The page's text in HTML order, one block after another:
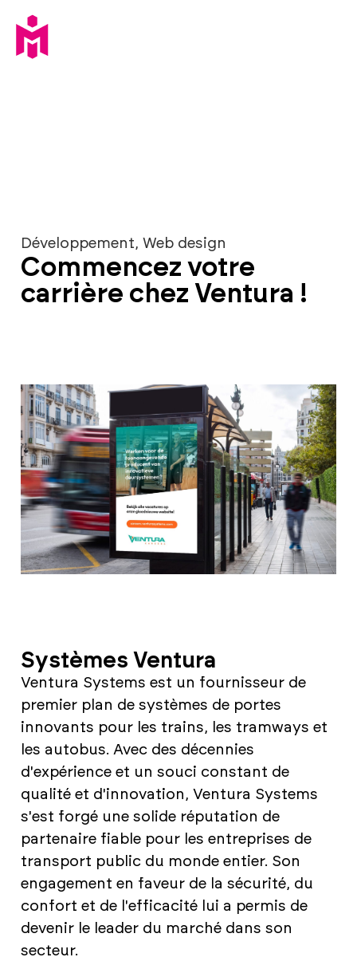
Développement, Web design
Commencez votre
carrière chez Ventura !
Systèmes Ventura
Ventura Systems est un fournisseur de
premier plan de systèmes de portes
innovants pour les trains, les tramways et
les autobus. Avec des décennies
d'expérience et un souci constant de
qualité et d'innovation, Ventura Systems
s'est forgé une solide réputation de
partenaire fiable pour les entreprises de
transport public du monde entier. Son
engagement en faveur de la sécurité, du
confort et de l'efficacité lui a permis de
devenir le leader du marché dans son
secteur.